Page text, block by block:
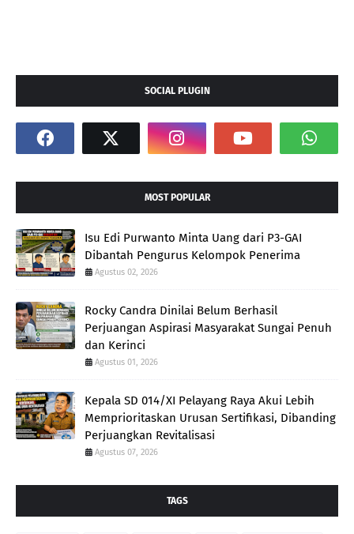
SOCIAL PLUGIN
MOST POPULAR
Isu Edi Purwanto Minta Uang dari P3-GAI
Dibantah Pengurus Kelompok Penerima
Agustus 02, 2026
Rocky Candra Dinilai Belum Berhasil
Perjuangan Aspirasi Masyarakat Sungai Penuh
dan Kerinci
Agustus 01, 2026
Kepala SD 014/XI Pelayang Raya Akui Lebih
Memprioritaskan Urusan Sertifikasi, Dibanding
Perjuangkan Revitalisasi
Agustus 07, 2026
TAGS